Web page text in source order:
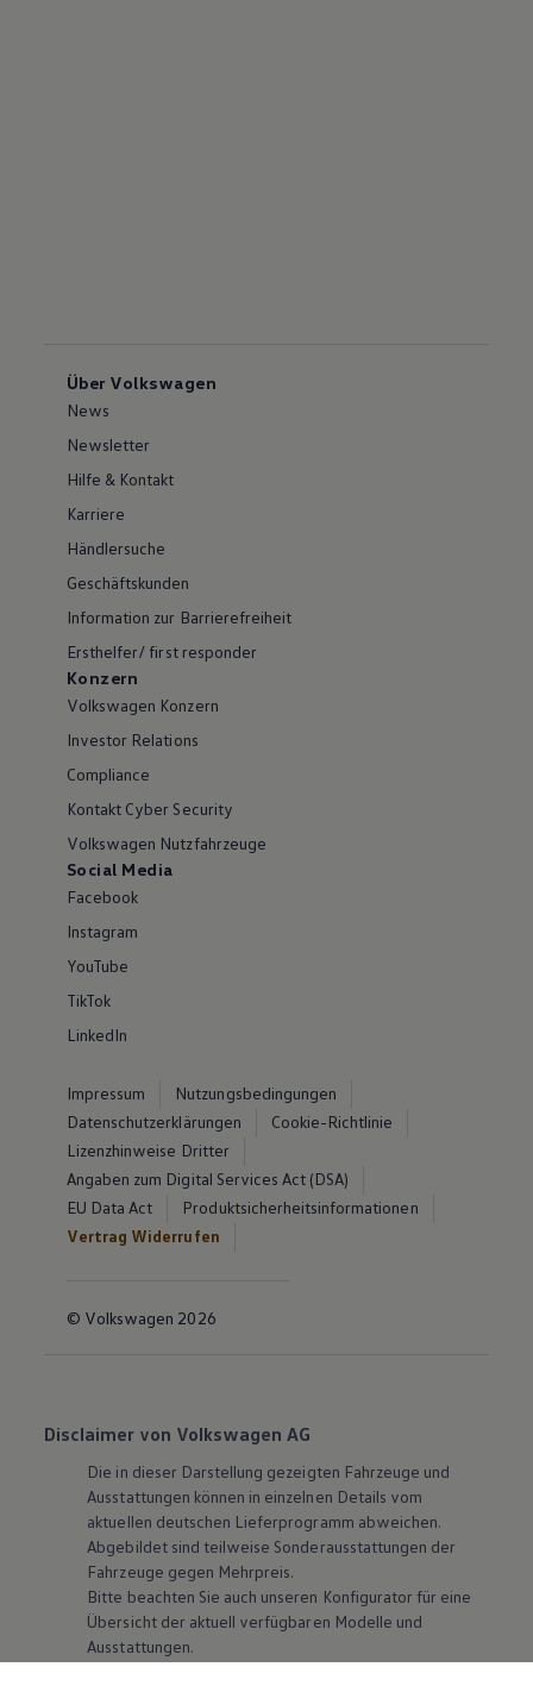
Über Volkswagen
News
Newsletter
Hilfe & Kontakt
Karriere
Händlersuche
Geschäftskunden
Information zur Barrierefreiheit
Ersthelfer/ first responder
Konzern
Volkswagen Konzern
Investor Relations
Compliance
Kontakt Cyber Security
Volkswagen Nutzfahrzeuge
Social Media
Facebook
Instagram
YouTube
TikTok
LinkedIn
Impressum
Nutzungsbedingungen
Datenschutzerklärungen
Cookie-Richtlinie
Lizenzhinweise Dritter
Angaben zum Digital Services Act (DSA)
EU Data Act
Produktsicherheitsinformationen
Vertrag Widerrufen
© Volkswagen 2026
Disclaimer von Volkswagen AG
Die in dieser Darstellung gezeigten Fahrzeuge und
Ausstattungen können in einzelnen Details vom
aktuellen deutschen Lieferprogramm abweichen.
Abgebildet sind teilweise Sonderausstattungen der
Fahrzeuge gegen Mehrpreis.
Bitte beachten Sie auch unseren Konfigurator für eine
Übersicht der aktuell verfügbaren Modelle und
Ausstattungen.